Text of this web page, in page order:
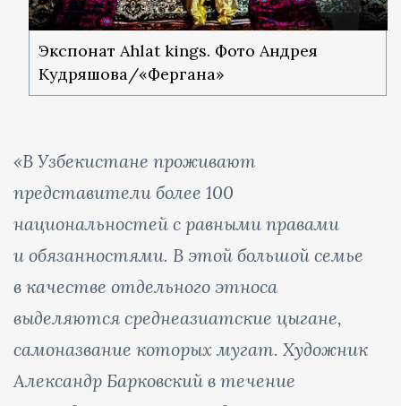
Экспонат Ahlat kings. Фото Андрея
Кудряшова/«Фергана»
«В Узбекистане проживают
представители более 100
национальностей с равными правами
и обязанностями. В этой большой семье
в качестве отдельного этноса
выделяются среднеазиатские цыгане,
самоназвание которых мугат. Художник
Александр Барковский в течение